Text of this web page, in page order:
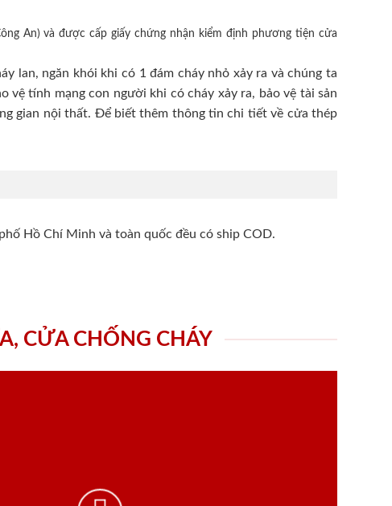
An) và được cấp giấy chứng nhận kiểm định phương tiện cửa
lan, ngăn khói khi có 1 đám cháy nhỏ xảy ra và chúng ta
vệ tính mạng con người khi có cháy xảy ra, bảo vệ tài sản
gian nội thất. Để biết thêm thông tin chi tiết về cửa thép
Hồ Chí Minh và toàn quốc đều có ship COD.
CỬA CHỐNG CHÁY